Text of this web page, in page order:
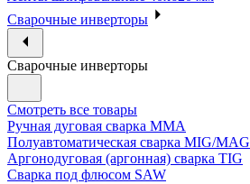
Сварочные инверторы
Сварочные инверторы
Смотреть все товары
Ручная дуговая сварка MMA
Полуавтоматическая сварка MIG/MAG
Аргонодуговая (аргонная) сварка TIG
Сварка под флюсом SAW